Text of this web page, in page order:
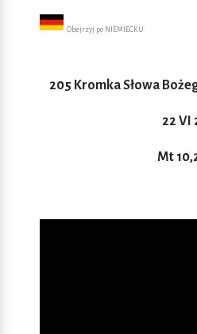
Obejrzyj po NIEMIECKU
205 Kromka Słowa
22 VI
Mt